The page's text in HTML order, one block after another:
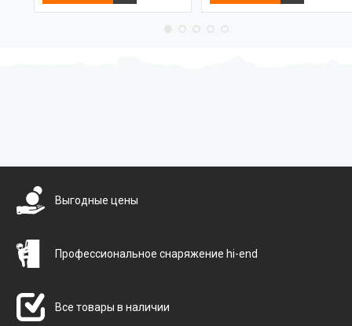
Выгодные цены
Профессиональное снаряжение hi-end
Все товары в наличии